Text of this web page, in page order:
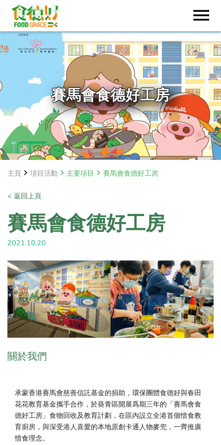
賽馬會食德好工房
主頁 項目活動 主要項目 賽馬會食德好工房
< 返回上頁
賽馬會食德好工房
2021.10.20
關於我們
承蒙香港賽馬會慈善信託基金的捐助，環保團體食德好與春田
花花教育基金攜手合作，於葵青區開展爲期三年的「賽馬會食
德好工房」食物回收及教育計劃，在區內設立全港首個惜食教
育廚房，與深受港人喜愛的本地原創卡通人物麥兜，一齊推廣
惜食理念。